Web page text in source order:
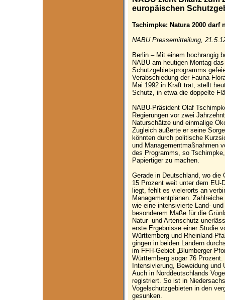
europäischen
Tschimpke: Natura 2000
NABU Pressemitteilung,
Berlin – Mit einem hochrangig
NABU am heutigen Montag
Schutzgebietsprogramms
Verabschiedung der Fauna-
Mai 1992 in Kraft trat, stellt
Schutz, in etwa die doppelte
NABU-Präsident Olaf
Regierungen vor zwei
Naturschätze und einmalige
Zugleich äußerte er seine
könnten durch politische
und Managementmaßnahmen
des Programms, so
Papiertiger zu machen.
Gerade in Deutschland, wo
15 Prozent weit unter dem
liegt, fehlt es vielerorts an
Managementplänen.
wie eine intensivierte Land-
besonderem Maße für die
Natur- und Artenschutz
erste Ergebnisse einer Studie
Württemberg und Rheinland-
gingen in beiden Ländern
im FFH-Gebiet „Blumberger
Württemberg sogar 76
Intensivierung, Beweidung und
Auch in Norddeutschlands
registriert. So ist in
Vogelschutzgebieten in den
gesunken.